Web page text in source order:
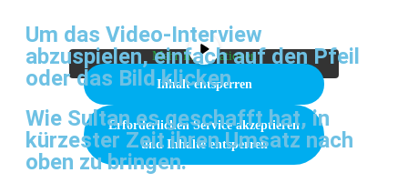
Drittanbieter weitergegeben werden.
Mehr Informationen
Inhalt entsperren
Erforderlichen Service akzeptieren
und Inhalte entsperren
Um das Video-Interview
abzuspielen, einfach auf den Pfeil
oder das Bild klicken
Wie Sultan es geschafft hat, in
kürzester Zeit ihren Umsatz nach
oben zu bringen.